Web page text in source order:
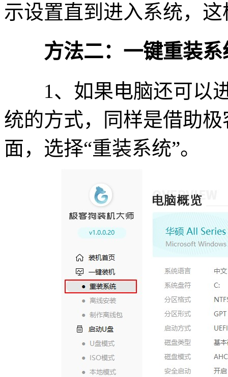
示设置直到进入系统，
方法二：一键重装系
1、如果电脑还可以进
统的方式，同样是借助
面，选择“重装系统”。